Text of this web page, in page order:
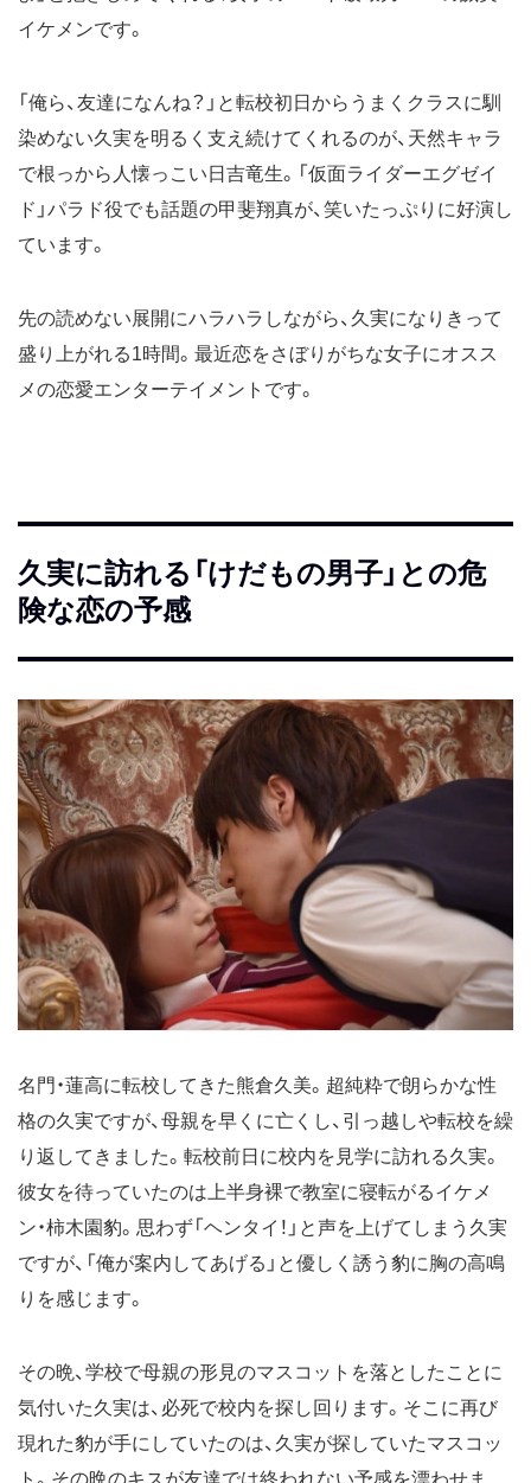
イケメンです。
「俺ら、友達になんね？」と転校初日からうまくクラスに馴
染めない久実を明るく支え続けてくれるのが、天然キャラ
で根っから人懐っこい日吉竜生。「仮面ライダーエグゼイ
ド」パラド役でも話題の甲斐翔真が、笑いたっぷりに好演し
ています。
先の読めない展開にハラハラしながら、久実になりきって
盛り上がれる1時間。最近恋をさぼりがちな女子にオスス
メの恋愛エンターテイメントです。
久実に訪れる「けだもの男子」との危
険な恋の予感
名門・蓮高に転校してきた熊倉久美。超純粋で朗らかな性
格の久実ですが、母親を早くに亡くし、引っ越しや転校を繰
り返してきました。転校前日に校内を見学に訪れる久実。
彼女を待っていたのは上半身裸で教室に寝転がるイケメ
ン・柿木園豹。思わず「ヘンタイ！」と声を上げてしまう久実
ですが、「俺が案内してあげる」と優しく誘う豹に胸の高鳴
りを感じます。
その晩、学校で母親の形見のマスコットを落としたことに
気付いた久実は、必死で校内を探し回ります。そこに再び
現れた豹が手にしていたのは、久実が探していたマスコッ